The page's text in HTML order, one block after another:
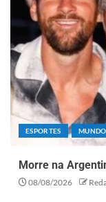
ESPORTES MUNDO
Morre na
08/08/2026